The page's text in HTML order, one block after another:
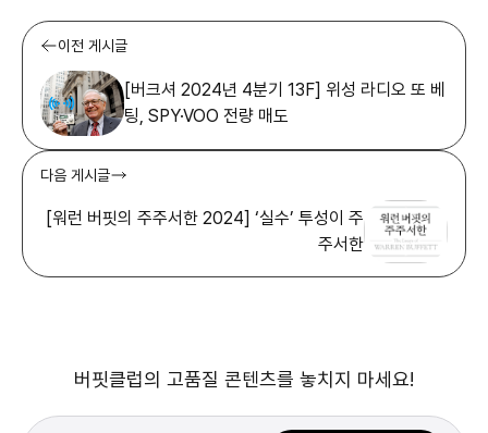
이전 게시글
[버크셔 2024년 4분기 13F] 위성 라디오 또 베
팅, SPY·VOO 전량 매도
다음 게시글
[워런 버핏의 주주서한 2024] ‘실수’ 투성이 주
주서한
버핏클럽의 고품질 콘텐츠를 놓치지 마세요!